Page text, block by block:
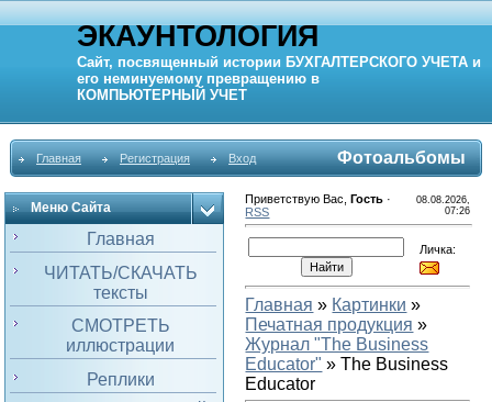
ЭКАУНТОЛОГИЯ
Сайт, посвященный истории БУХГАЛТЕРСКОГО УЧЕТА и
его неминуемому превращению в
КОМПЬЮТЕРНЫЙ УЧЕТ
Главная Регистрация Вход Фотоальбомы
Меню Сайта
Главная
ЧИТАТЬ/СКАЧАТЬ
тексты
СМОТРЕТЬ
иллюстрации
Реплики
Приветствую Вас ,Гость ·
RSS
08.08.2026,
07:26
Личка:
Главная » Картинки »
Печатная продукция »
Журнал "The Business
Educator" » The Business
Educator